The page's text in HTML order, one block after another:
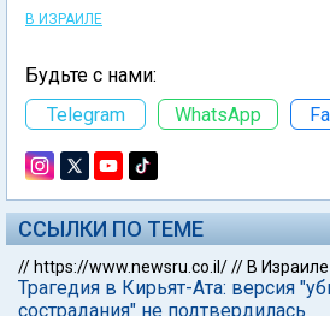
В ИЗРАИЛЕ
Будьте с нами:
Telegram
WhatsApp
ССЫЛКИ ПО ТЕМЕ
// https://www.newsru.co.il/// В Израиле
Трагедия в Кирьят-Ата: версия
сострадания" не подтвердилась